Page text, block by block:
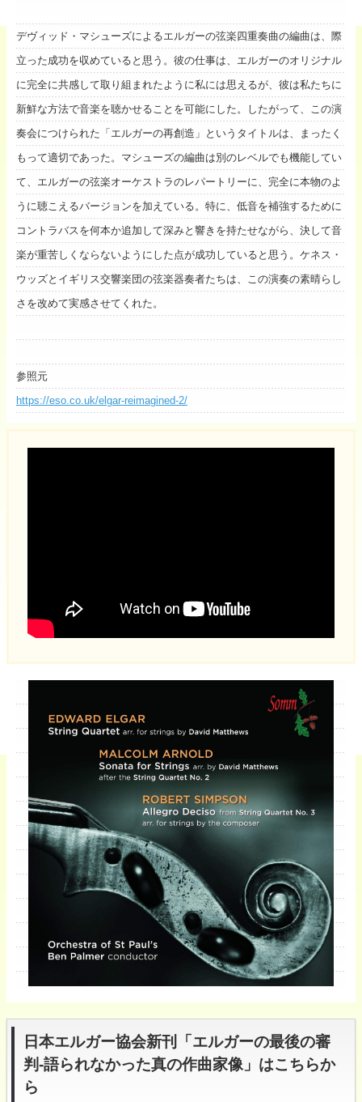
デヴィッド・マシューズによるエルガーの弦楽四重奏曲の編曲は、際
立った成功を収めていると思う。彼の仕事は、エルガーのオリジナル
に完全に共感して取り組まれたように私には思えるが、彼は私たちに
新鮮な方法で音楽を聴かせることを可能にした。したがって、この演
奏会につけられた「エルガーの再創造」というタイトルは、まったく
もって適切であった。マシューズの編曲は別のレベルでも機能してい
て、エルガーの弦楽オーケストラのレパートリーに、完全に本物のよ
うに聴こえるバージョンを加えている。特に、低音を補強するために
コントラバスを何本か追加して深みと響きを持たせながら、決して音
楽が重苦しくならないようにした点が成功していると思う。ケネス・
ウッズとイギリス交響楽団の弦楽器奏者たちは、この演奏の素晴らし
さを改めて実感させてくれた。
参照元
https://eso.co.uk/elgar-reimagined-2/
日本エルガー協会新刊「エルガーの最後の審
判-語られなかった真の作曲家像」はこちらか
ら